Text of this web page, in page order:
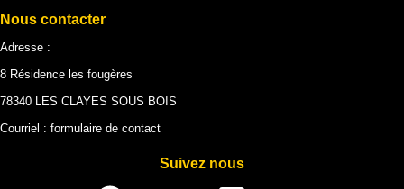
Nous contacter
Adresse :
8 Résidence les fougères
78340 LES CLAYES SOUS BOIS
Courriel : formulaire de contact
Suivez nous